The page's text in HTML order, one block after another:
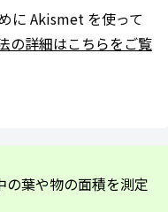
に Akismet を使って
の詳細はこちらをご覧
葉や物の面積を測定